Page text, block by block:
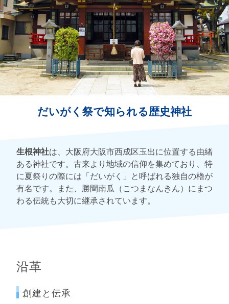
だいがく祭で知られる歴史神社
生根神社は、大阪府大阪市西成区玉出に位置する由緒
ある神社です。古来より地域の信仰を集めており、特
に夏祭りの際には「だいがく」と呼ばれる独自の櫓が
有名です。また、勝間南瓜（こつまなんきん）にまつ
わる伝統も大切に継承されています。
沿革
創建と伝承